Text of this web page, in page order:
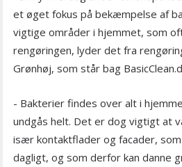
et øget fokus på bekæmpelse af
vigtige områder i hjemmet, som
rengøringen, lyder det fra
Grønhøj, som står bag
- Bakterier findes over alt i
undgås helt. Det er dog vigtigt at
især kontaktflader og facader,
dagligt, og som derfor kan danne